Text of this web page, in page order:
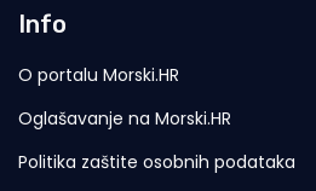
Info
O portalu Morski.HR
Oglašavanje na Morski.HR
Politika zaštite osobnih podataka